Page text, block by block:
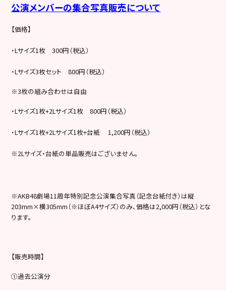
公演メンバーの集合写真販売について
【価格】
・Lサイズ1枚 300円（税込）
・Lサイズ3枚セット 800円（税込）
※3枚の組み合わせは自由
・Lサイズ1枚+2Lサイズ1枚 800円（税込）
・Lサイズ1枚+2Lサイズ1枚+台紙 1,200円（税込）
※2Lサイズ・台紙の単品販売はございません。
※AKB48劇場11周年特別記念公演集合写真（記念台紙付き）は縦
203mm×横305mm（※ほぼA4サイズ）のみ、価格は2,000円（税込）とな
ります。
【販売時間】
①過去公演分